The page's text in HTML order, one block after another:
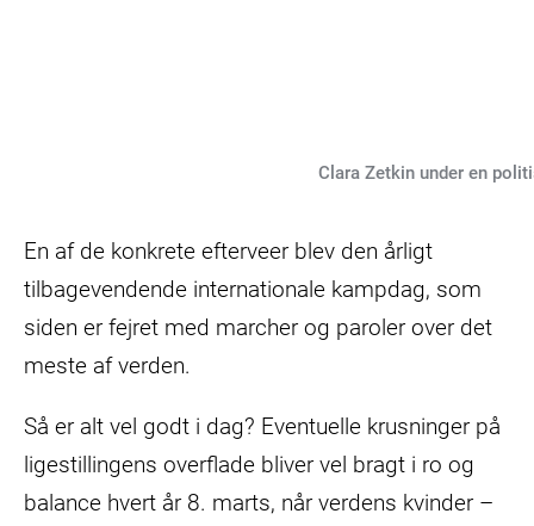
Clara Zetkin under en
En af de konkrete efterveer blev den årligt
tilbagevendende internationale kampdag, som
siden er fejret med marcher og paroler over det
meste af verden.
Så er alt vel godt i dag? Eventuelle krusninger på
ligestillingens overflade bliver vel bragt i ro og
balance hvert år 8. marts, når verdens kvinder –